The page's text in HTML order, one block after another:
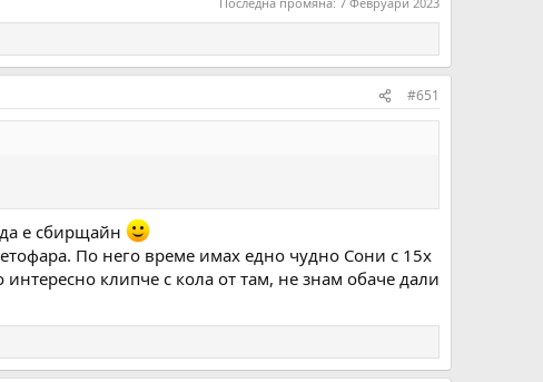
#651
е сбирщайн
По него време имах едно чудно Сони с 15х
клипче с кола от там, не знам обаче дали